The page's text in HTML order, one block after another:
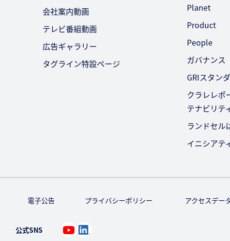
会社案内動画
テレビ番組動画
広告ギャラリー
タグライン特設ページ
Planet
Product
People
ガバナンス
GRIスタン
クラレレポ
テナビリテ
ランドセル
イニシアテ
電子公告 プライバシーポリシー アクセスデー
公式SNS